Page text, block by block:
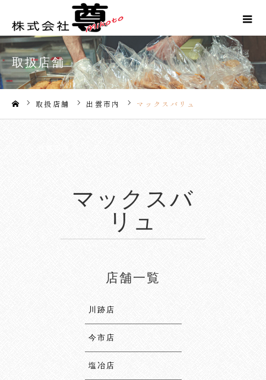
取扱店舗
取扱店舗 出雲市内 マックスバリュ
マックスバ
リュ
店舗一覧
川跡店
今市店
塩冶店